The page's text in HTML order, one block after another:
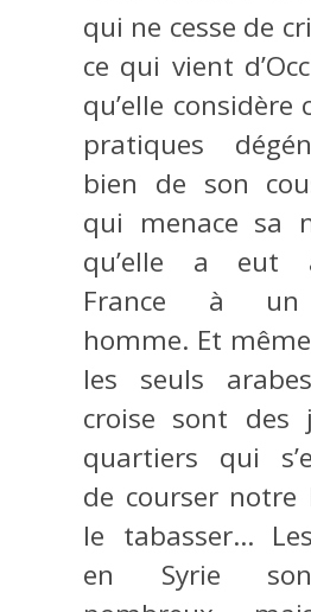
qui ne cesse de
ce qui vient
qu’elle considère
pratiques
bien de son
qui menace sa
qu’elle a eut
France à un
homme. Et
les seuls
croise sont des
quartiers qui
de courser notre
le tabasser…
en Syrie